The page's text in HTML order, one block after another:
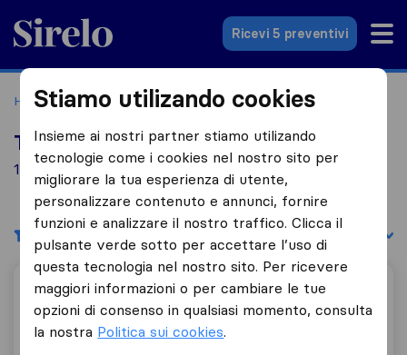
Sirelo.it
Ricevi 5 preventivi
Home Le 10 migliori aziende di traslochi in Italia
Top 10 traslocatori a Arcidosso
1 aziende di traslochi trovate a Arcidosso
Filtri Filtra per:
Amiata Traslochi
Stiamo utilizando cookies
Insieme ai nostri partner stiamo utilizando
tecnologie come i cookies nel nostro sito per
migliorare la tua esperienza di utente,
personalizzare contenuto e annunci, fornire
funzioni e analizzare il nostro traffico. Clicca il
pulsante verde sotto per accettare l’uso di
questa tecnologia nel nostro sito. Per ricevere
maggiori informazioni o per cambiare le tue
opzioni di consenso in qualsiasi momento, consulta
la nostra Politica sui cookies.